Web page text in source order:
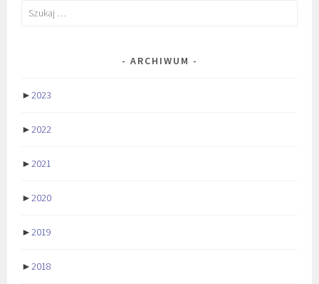
Szukaj:
ARCHIWUM
►2023
►2022
►2021
►2020
►2019
►2018